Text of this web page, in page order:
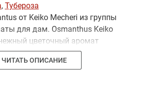
, Тубероза
от Keiko Mecheri из группы
для дам. Osmanthus Keiko
цветочный аромат
характером негромко
с первых нот
ЧИТАТЬ ОПИСАНИЕ